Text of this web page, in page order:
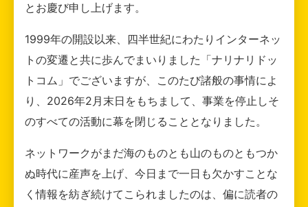
とお慶び申し上げます。
1999年の開設以来、四半世紀にわたりインターネッ
トの変遷と共に歩んでまいりました「ナリナリドッ
トコム」でございますが、このたび諸般の事情によ
り、2026年2月末日をもちまして、事業を停止しそ
のすべての活動に幕を閉じることとなりました。
ネットワークがまだ海のものとも山のものともつか
ぬ時代に産声を上げ、今日まで一日も欠かすことな
く情報を紡ぎ続けてこられましたのは、偏に読者の